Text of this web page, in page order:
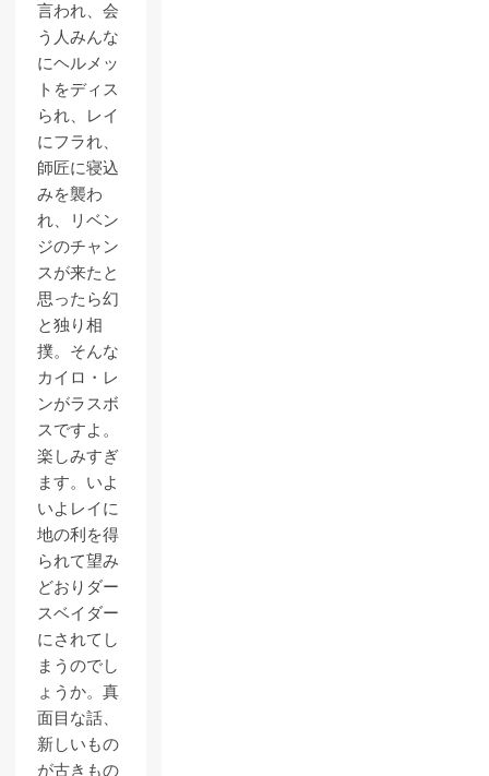
言われ、会
う人みんな
にヘルメッ
トをディス
られ、レイ
にフラれ、
師匠に寝込
みを襲わ
れ、リベン
ジのチャン
スが来たと
思ったら幻
と独り相
撲。そんな
カイロ・レ
ンがラスボ
スですよ。
楽しみすぎ
ます。いよ
いよレイに
地の利を得
られて望み
どおりダー
スベイダー
にされてし
まうのでし
ょうか。真
面目な話、
新しいもの
が古きもの